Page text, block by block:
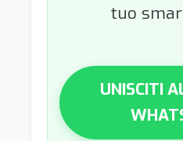
tuo
UNISCITI